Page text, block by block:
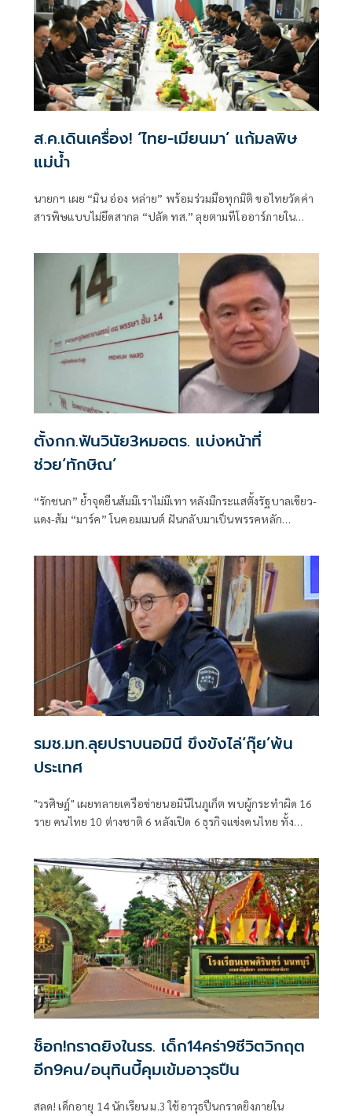
ส.ค.เดินเครื่อง! ‘ไทย-เมียนมา’ แก้มลพิษ
แม่นํ้า
นายกฯ เผย “มิน อ่อง หล่าย” พร้อมร่วมมือทุกมิติ ขอไทยวัดค่า
สารพิษแบบไม่ยึดสากล “ปลัด ทส.” ลุยตามทีโออาร์ภายใน
การทูตไทยบนเวทีโลก
ตั้งกก.ฟันวินัย3หมอตร. แบ่งหน้าที่
ช่วย‘ทักษิณ’
“รักชนก” ย้ำจุดยืนส้มมีเราไม่มีเทา หลังมีกระแสตั้งรัฐบาลเขียว-
แดง-ส้ม “มาร์ค” โนคอมเมนต์ ฝันกลับมาเป็นพรรคหลัก
รมช.มท.ลุยปราบนอมินี ขึงขังไล่‘กุ๊ย’พ้น
ประเทศ
"วรศิษฎ์" เผยทลายเครือข่ายนอมินีในภูเก็ต พบผู้กระทำผิด 16
ราย คนไทย 10 ต่างชาติ 6 หลังเปิด 6 ธุรกิจแข่งคนไทย ทั้ง
ช็อก!กราดยิงในรร. เด็ก14คร่า9ชีวิตวิกฤต
อีก9คน/อนุทินบี้คุมเข้มอาวุธปืน
สลด! เด็กอายุ 14 นักเรียน ม.3 ใช้อาวุธปืนกราดยิงภายใน